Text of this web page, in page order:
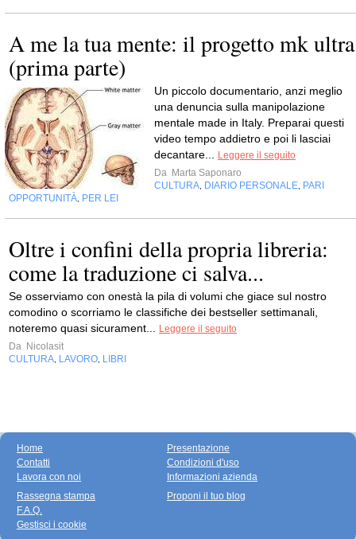
A me la tua mente: il progetto mk ultra
(prima parte)
Un piccolo documentario, anzi meglio
una denuncia sulla manipolazione
mentale made in Italy. Preparai questi
video tempo addietro e poi li lasciai
decantare...
Leggere il seguito
Da Marta Saponaro
CULTURA DIARIO PERSONALE PARI
OPPORTUNITÀ PER LEI
Oltre i confini della propria libreria:
come la traduzione ci salva...
Se osserviamo con onestà la pila di volumi che giace sul nostro
comodino o scorriamo le classifiche dei bestseller settimanali,
noteremo quasi sicurament...
Leggere il seguito
Da Nicolasit
CULTURA LAVORO LIBRI
Home
Contatti
Lavora con noi
Presentazione
Condizioni d'uso
Informazioni azienda
Rassegna stampa
F.A.Q.
Gestisci i cookie
Proponi il tuo blog